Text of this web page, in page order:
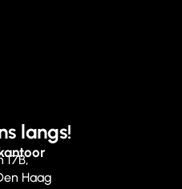
langs!
17B,
Haag